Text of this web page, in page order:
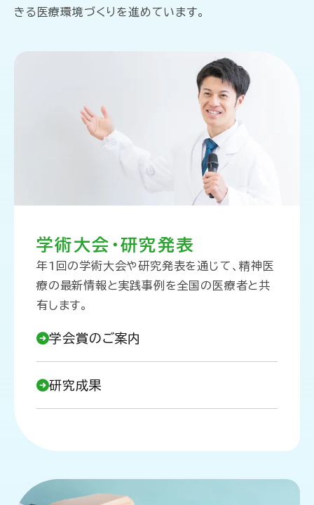
きる医療環境づくりを進めています。
学術大会・研究発表
年1回の学術大会や研究発表を通じて、精神医
療の最新情報と実践事例を全国の医療者と共
有します。
学会賞のご案内
研究成果